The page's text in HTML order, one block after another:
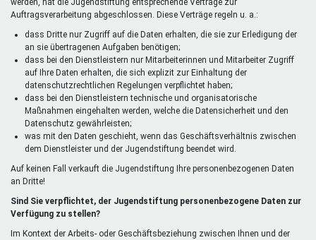
Auftragsverarbeitung abgeschlossen. Diese Verträge regeln u. a.:
dass Dritte nur Zugriff auf die Daten erhalten, die sie zur Erledigung der
an sie übertragenen Aufgaben benötigen;
dass bei den Dienstleistern nur Mitarbeiterinnen und Mitarbeiter Zugriff
auf Ihre Daten erhalten, die sich explizit zur Einhaltung der
datenschutzrechtlichen Regelungen verpflichtet haben;
dass bei den Dienstleistern technische und organisatorische
Maßnahmen eingehalten werden, welche die Datensicherheit und den
Datenschutz gewährleisten;
was mit den Daten geschieht, wenn das Geschäftsverhältnis zwischen
dem Dienstleister und der Jugendstiftung beendet wird.
Auf keinen Fall verkauft die Jugendstiftung Ihre personenbezogenen Daten
an Dritte!
Sind Sie verpflichtet, der Jugendstiftung personenbezogene Daten zur
Verfügung zu stellen?
Im Kontext der Arbeits- oder Geschäftsbeziehung zwischen Ihnen und der